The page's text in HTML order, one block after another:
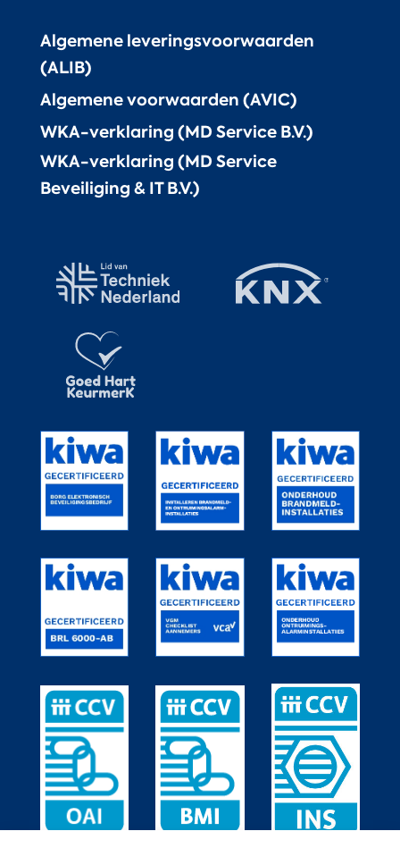
Algemene leveringsvoorwaarden
(ALIB)
Algemene voorwaarden (AVIC)
WKA-verklaring (MD Service B.V.)
WKA-verklaring (MD Service
Beveiliging & IT B.V.)